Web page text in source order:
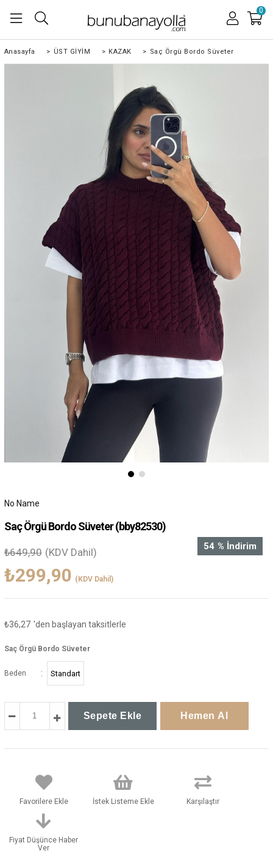
0
Anasayfa > ÜST GİYİM > KAZAK > Saç Örgü Bordo Süveter
No Name
Saç Örgü Bordo Süveter(bby82530)
%
54 İndirim
₺649,90 (KDV Dahil)
₺299,90 (KDV Dahil)
₺36,27 'den başlayan taksitlerle
Saç Örgü Bordo Süveter
Beden : Standart
Favorilere Ekle İstek Listeme Ekle Karşılaştır
Fiyat Düşünce Haber
Ver